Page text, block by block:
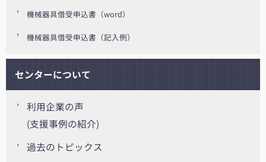
機械器具借受申込書（word）
機械器具借受申込書（記入例）
センターについて
利用企業の声
(支援事例の紹介)
過去のトピックス